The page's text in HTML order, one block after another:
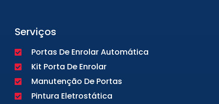
Serviços
Portas De Enrolar Automática
Kit Porta De Enrolar
Manutenção De Portas
Pintura Eletrostática